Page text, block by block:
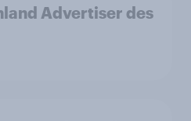
Advertiser des